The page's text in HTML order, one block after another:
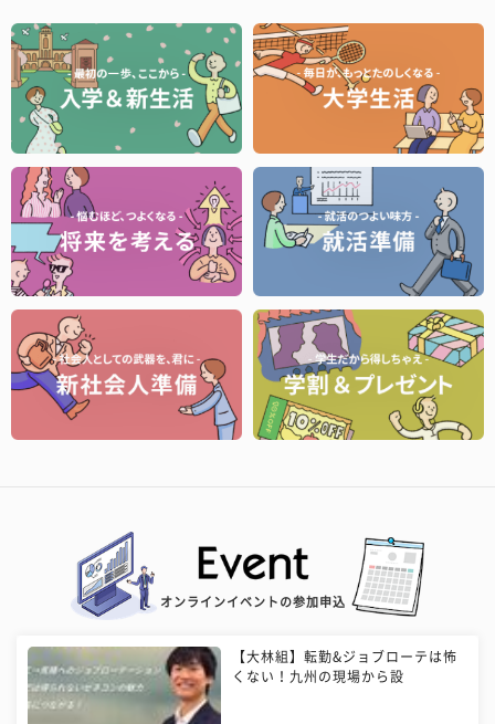
オンラインイベントの参加申込
【大林組】転勤&ジョブローテは怖
くない！九州の現場から設